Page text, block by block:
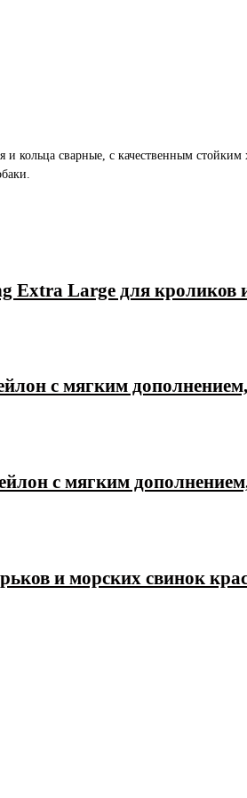
кольца сварные, с качественным
Extra Large для кроликов
с мягким
с мягким
и морских свинок